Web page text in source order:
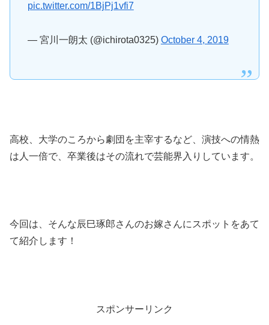
pic.twitter.com/1BjPj1vfi7
— 宮川一朗太 (@ichirota0325) October 4, 2019
高校、大学のころから劇団を主宰するなど、演技への情熱
は人一倍で、卒業後はその流れで芸能界入りしています。
今回は、そんな辰巳琢郎さんのお嫁さんにスポットをあて
て紹介します！
スポンサーリンク